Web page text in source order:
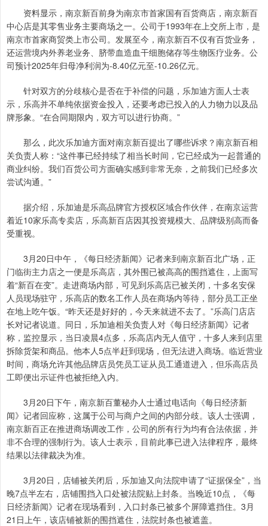
资料显示，南京新百前身为南京市首家国有百货商店，南京新百
中心店是其零售业务主要商场之一。公司于1993年在上交所上市，是
南京市首家商贸类上市公司。发展至今，南京新百不仅有百货业务，
还运营境内外养老业务、脐带血造血干细胞储存等生物医疗业务。公
司预计2025年归母净利润为-8.40亿元至-10.26亿元。
针对双方的分歧核心是否在于补偿的问题，乐加迪方面人士表
示，乐高并不单纯依据资金投入，还要考虑已投入的人力物力以及品
牌形象。“在合同期限内，双方可以进行协商。”
那么，此次乐加迪方面对南京新百提出了哪些诉求？南京新百相
关负责人称：“这件事已经持续了相当长时间，它已经成为一起普通的
商业纠纷。我们百货公司方面确实感到非常无奈，之前我们已经多次
尝试沟通。”
据介绍，乐加迪是乐高品牌官方授权区域合作伙伴，在南京运营
着近10家乐高专卖店，乐高新百店因其投资规模大、品牌级别高而备
受重视。
3月20日中午，《每日经济新闻》记者来到南京新百北广场，正
门临街主力店之一便是乐高店，其外围已被高高的围挡遮住，上面写
着“新百在变”。走进商场内部，可见到乐高店已被关闭，十多名安保
人员现场驻守，乐高店的数名工作人员在商场内等待，部分员工正坐
在地上吃午饭。“昨天还是好好的，今天来就进不去了。”乐高门店店
长对记者说道。同日，乐加迪相关负责人对《每日经济新闻》记者
称，监控显示，当日凌晨4点多，乐高店内无人值守，十多人来到店里
拆除货架和商品。他本人5点半赶到现场，但无法进入商场。临近营业
时间，商场允许其他品牌店员凭员工证从员工通道进入，但乐高店员
工即便出示证件也被拒绝入内。
3月20日下午，南京新百董秘办人士通过电话向《每日经济新
闻》记者回应称，这属于公司与商户之间的内部分歧。该人士强调，
南京新百正在推进商场调改工作，公司的所有行为均有合法依据，并
非不合理的强制行为。该人士表示，目前此事已进入法律程序，最终
结果以法律裁决为准。
3月20日，店铺被关闭后，乐加迪又向法院申请了“证据保全”，当
晚7点半左右，店铺围挡入口处被法院贴上封条。当晚近10点，《每
日经济新闻》记者在现场看到，入口封条已被多个屏障遮挡住。3月
21日上午，该店铺被新的围挡遮住，法院封条也被遮盖。